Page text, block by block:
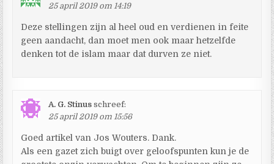
25 april 2019 om 14:19
Deze stellingen zijn al heel oud en verdienen in feite
geen aandacht, dan moet men ook maar hetzelfde
denken tot de islam maar dat durven ze niet.
A. G. Stinus schreef:
25 april 2019 om 15:56
Goed artikel van Jos Wouters. Dank.
Als een gazet zich buigt over geloofspunten kun je de